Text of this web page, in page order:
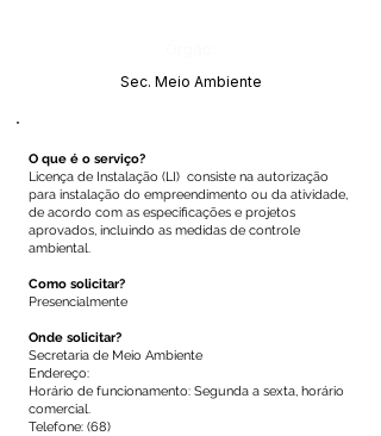
Sec. Meio Ambiente
O que é o serviço?
Licença de Instalação (LI) consiste na autorização
para instalação do empreendimento ou da atividade,
de acordo com as especificações e projetos
aprovados, incluindo as medidas de controle
ambiental.
Como solicitar?
Presencialmente
Onde solicitar?
Secretaria de Meio Ambiente
Endereço:
Horário de funcionamento: Segunda a sexta, horário
comercial.
Telefone: (68)